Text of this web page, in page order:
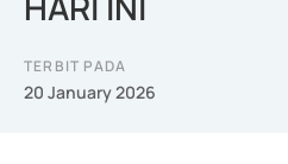
TERBIT PADA
20 January 2026